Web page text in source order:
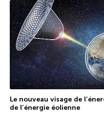
Le nouveau visage de
de l’énergie éolienne